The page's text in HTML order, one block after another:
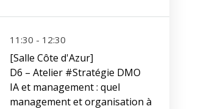
11:30 - 12:30
[Salle Côte d'Azur]
D6 – Atelier #Stratégie DMO
IA et management : quel
management et organisation à